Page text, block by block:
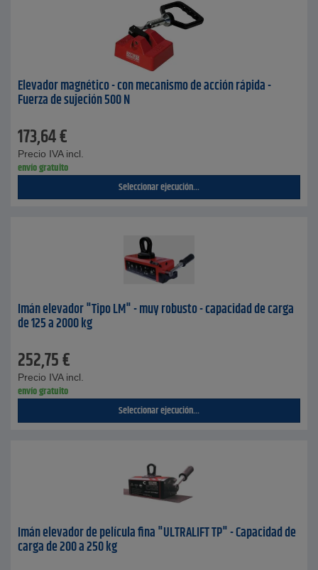
Elevador magnético - con mecanismo de acción rápida -
Fuerza de sujeción 500 N
173,64€
Precio IVA incl.
envío gratuito
Seleccionar ejecución...
Imán elevador "Tipo LM" - muy robusto - capacidad de carga
de 125 a 2000 kg
252,75€
Precio IVA incl.
envío gratuito
Seleccionar ejecución...
Imán elevador de película fina "ULTRALIFT TP" - Capacidad de
carga de 200 a 250 kg